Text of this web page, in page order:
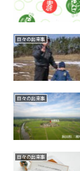
日々の出来事
日々の出来事
日々の出来事